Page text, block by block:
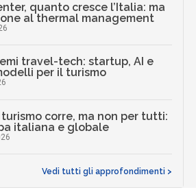
quanto cresce l’Italia: ma
al thermal management
travel-tech: startup, AI e
per il turismo
turismo corre, ma non per tutti:
italiana e globale
Vedi tutti gli approfondimenti >